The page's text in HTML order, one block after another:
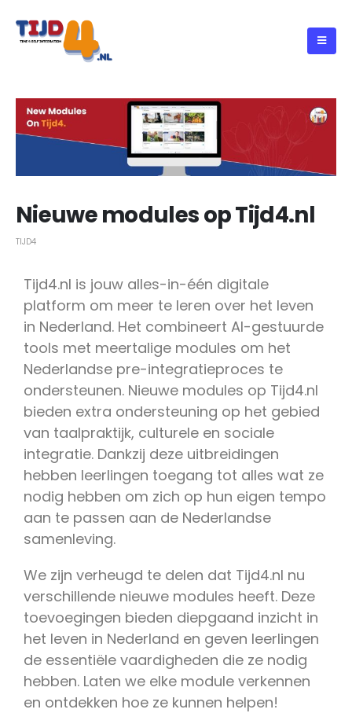
Nieuwe modules op Tijd4.nl
TIJD4
Tijd4.nl is jouw alles-in-één digitale
platform om meer te leren over het leven
in Nederland. Het combineert AI-gestuurde
tools met meertalige modules om het
Nederlandse pre-integratieproces te
ondersteunen. Nieuwe modules op Tijd4.nl
bieden extra ondersteuning op het gebied
van taalpraktijk, culturele en sociale
integratie. Dankzij deze uitbreidingen
hebben leerlingen toegang tot alles wat ze
nodig hebben om zich op hun eigen tempo
aan te passen aan de Nederlandse
samenleving.
We zijn verheugd te delen dat Tijd4.nl nu
verschillende nieuwe modules heeft. Deze
toevoegingen bieden diepgaand inzicht in
het leven in Nederland en geven leerlingen
de essentiële vaardigheden die ze nodig
hebben. Laten we elke module verkennen
en ontdekken hoe ze kunnen helpen!